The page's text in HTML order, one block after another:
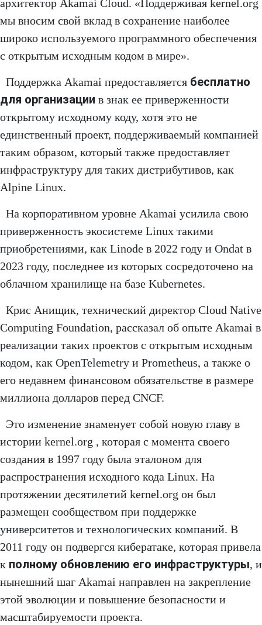
архитектор Akamai Cloud. «Поддерживая kernel.org
мы вносим свой вклад в сохранение наиболее
широко используемого программного обеспечения
с открытым исходным кодом в мире».
Поддержка Akamai предоставляется бесплатно
для организации в знак ее приверженности
открытому исходному коду, хотя это не
единственный проект, поддерживаемый компанией
таким образом, который также предоставляет
инфраструктуру для таких дистрибутивов, как
Alpine Linux.
На корпоративном уровне Akamai усилила свою
приверженность экосистеме Linux такими
приобретениями, как Linode в 2022 году и Ondat в
2023 году, последнее из которых сосредоточено на
облачном хранилище на базе Kubernetes.
Крис Анищик, технический директор Cloud Native
Computing Foundation, рассказал об опыте Akamai в
реализации таких проектов с открытым исходным
кодом, как OpenTelemetry и Prometheus, а также о
его недавнем финансовом обязательстве в размере
миллиона долларов перед CNCF.
Это изменение знаменует собой новую главу в
истории kernel.org , которая с момента своего
создания в 1997 году была эталоном для
распространения исходного кода Linux. На
протяжении десятилетий kernel.org он был
размещен сообществом при поддержке
университетов и технологических компаний. В
2011 году он подвергся кибератаке, которая привела
к полному обновлению его инфраструктуры, и
нынешний шаг Akamai направлен на закрепление
этой эволюции и повышение безопасности и
масштабируемости проекта.